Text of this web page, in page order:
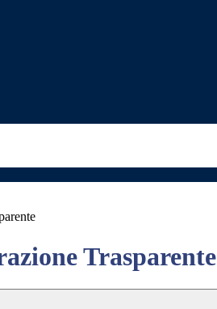
Trasparente